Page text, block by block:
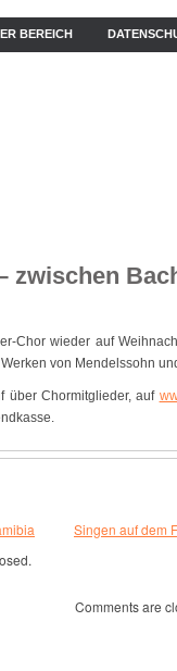
BEREICH
zwischen
Chor wieder auf
von Mendelssohn
über Chormitglieder, auf
Singen auf dem
Comments are